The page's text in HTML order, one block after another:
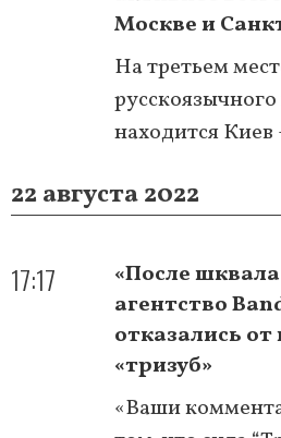
Москве и
На третьем
находится
22 августа 2022
17:17
«После
агентство
отказались
«тризуб»
«Ваши